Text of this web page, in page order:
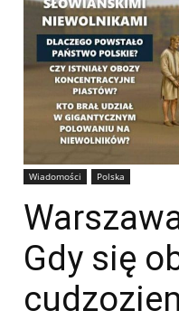
Wiadomości Polska
Gdy się